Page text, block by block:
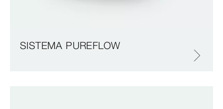
SISTEMA PUREFLOW